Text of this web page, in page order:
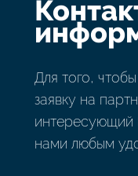
Для того,
заявку на
интересующий
нами любым